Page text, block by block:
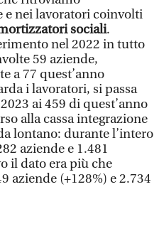
e nei lavoratori coinvolti
sociali.
nel 2022 in tutto
59 aziende,
a 77 quest’anno
i lavoratori, si passa
ai 459 di quest’anno
alla cassa integrazione
lontano: durante l’intero
aziende e 1.481
il dato era più che
aziende (+128%) e 2.734